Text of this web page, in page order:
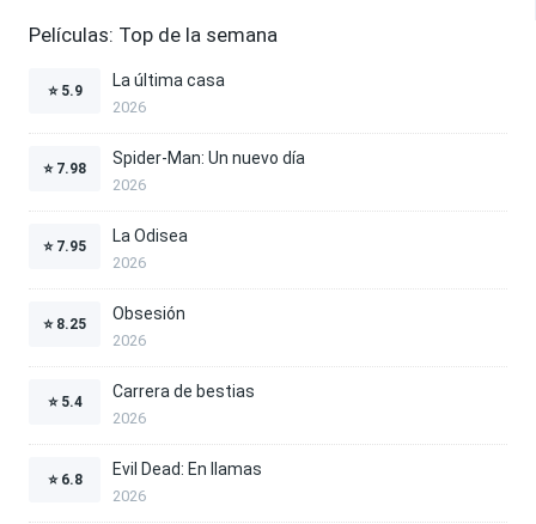
Películas: Top de la semana
⭐ 5.9
La última casa
2026
⭐ 7.98
Spider-Man: Un nuevo día
2026
⭐ 7.95
La Odisea
2026
⭐ 8.25
Obsesión
2026
⭐ 5.4
Carrera de bestias
2026
⭐ 6.8
Evil Dead: En llamas
2026